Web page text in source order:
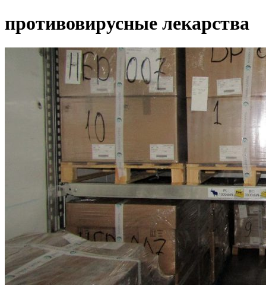
противовирусные лекарства